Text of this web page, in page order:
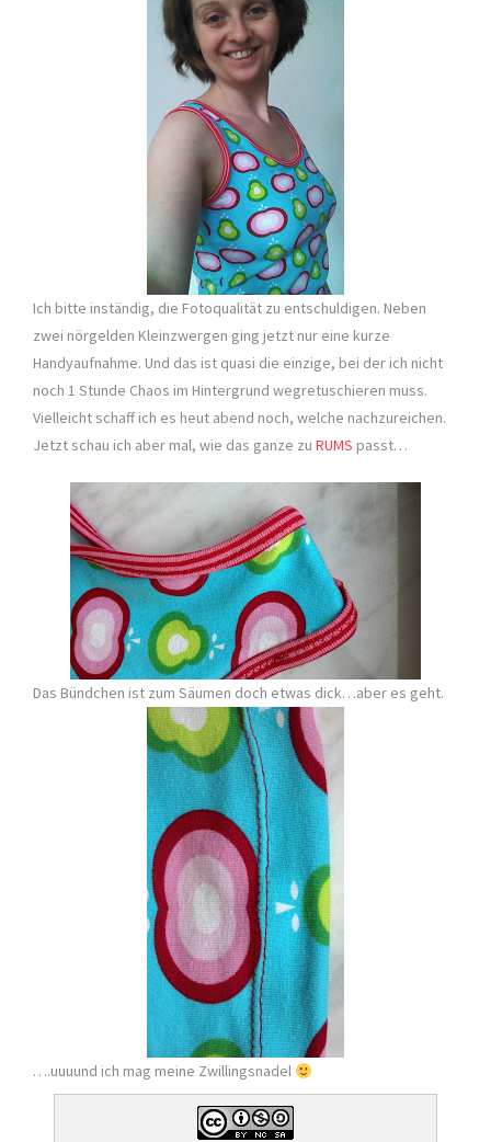
Ich bitte inständig, die Fotoqualität zu entschuldigen. Neben
zwei nörgelden Kleinzwergen ging jetzt nur eine kurze
Handyaufnahme. Und das ist quasi die einzige, bei der ich nicht
noch 1 Stunde Chaos im Hintergrund wegretuschieren muss.
Vielleicht schaff ich es heut abend noch, welche nachzureichen.
Jetzt schau ich aber mal, wie das ganze zu RUMS passt…
Das Bündchen ist zum Säumen doch etwas dick…aber es geht.
….uuuund ich mag meine Zwillingsnadel